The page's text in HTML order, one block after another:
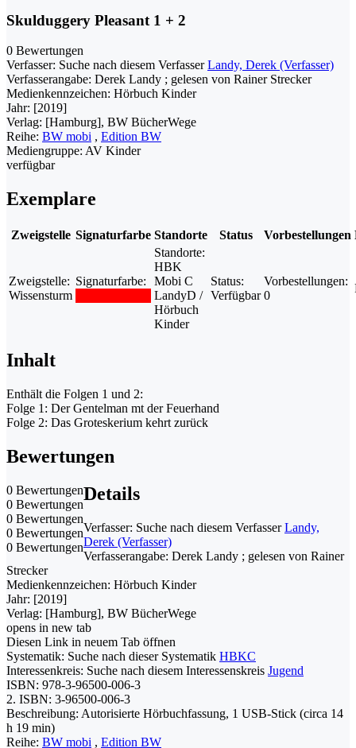
Skulduggery Pleasant 1 + 2
0 Bewertungen
Verfasser: Suche nach diesem Verfasser Landy, Derek (Verfasser)
Verfasserangabe: Derek Landy ; gelesen von Rainer Strecker
Medienkennzeichen: Hörbuch Kinder
Jahr: [2019]
Verlag: [Hamburg], BW BücherWege
Reihe: BW mobi , Edition BW
Mediengruppe: AV Kinder
verfügbar
Exemplare
Zweigstelle Signaturfarbe Standorte Status Vorbestellungen
Zweigstelle:
Wissensturm
Signaturfarbe:
Standorte:
HBK
Mobi C
LandyD /
Hörbuch
Kinder
Status:
Verfügbar
Vorbestellungen:
0
Inhalt
Enthält die Folgen 1 und 2:
Folge 1: Der Gentelman mt der Feuerhand
Folge 2: Das Groteskerium kehrt zurück
Bewertungen
0 Bewertungen
0 Bewertungen
0 Bewertungen
0 Bewertungen
0 Bewertungen
Details
Verfasser: Suche nach diesem Verfasser Landy,
Derek (Verfasser)
Verfasserangabe: Derek Landy ; gelesen von Rainer
Strecker
Medienkennzeichen: Hörbuch Kinder
Jahr: [2019]
Verlag: [Hamburg], BW BücherWege
opens in new tab
Diesen Link in neuem Tab öffnen
Systematik: Suche nach dieser Systematik HBKC
Interessenkreis: Suche nach diesem Interessenskreis Jugend
ISBN: 978-3-96500-006-3
2. ISBN: 3-96500-006-3
Beschreibung: Autorisierte Hörbuchfassung, 1 USB-Stick (circa 14
h 19 min)
Reihe: BW mobi , Edition BW